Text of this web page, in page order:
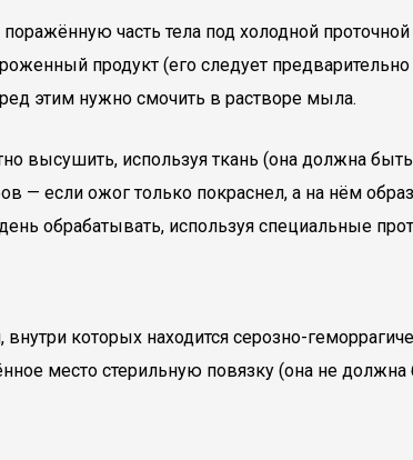
часть тела под холодной
продукт (его следует
этим нужно смочить в растворе мыла.
высушить, используя ткань (она должна
— если ожог только покраснел, а на нём
обрабатывать, используя специальные
которых находится серозно-
место стерильную повязку (она не